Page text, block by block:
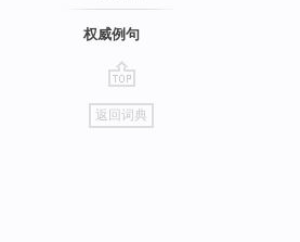
权威例句
go
top
返回词典